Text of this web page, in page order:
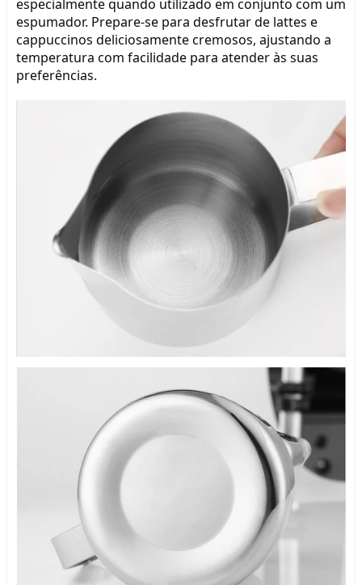
especialmente quando utilizado em conjunto com um
espumador. Prepare-se para desfrutar de lattes e
cappuccinos deliciosamente cremosos, ajustando a
temperatura com facilidade para atender às suas
preferências.